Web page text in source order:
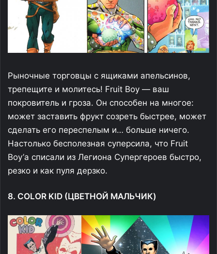
Рыночные торговцы с ящиками апельсинов,
трепещите и молитесь! Fruit Boy — ваш
покровитель и гроза. Он способен на многое:
может заставить фрукт созреть быстрее, может
сделать его переспелым и… больше ничего.
Настолько бесполезная суперсила, что Fruit
Boy’а списали из Легиона Супергероев быстро,
резко и как пуля дерзко.
8. COLOR KID (ЦВЕТНОЙ МАЛЬЧИК)